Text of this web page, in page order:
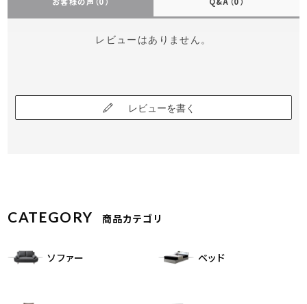
レビューはありません。
レビューを書く
CATEGORY 商品カテゴリ
ソファー ベッド